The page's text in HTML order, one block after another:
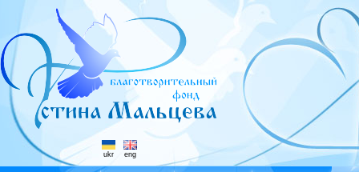
ukr eng